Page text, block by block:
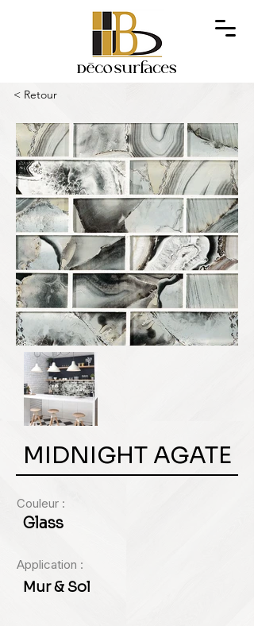
< Retour
MIDNIGHT AGATE
Couleur :
Glass
Application :
Mur & Sol